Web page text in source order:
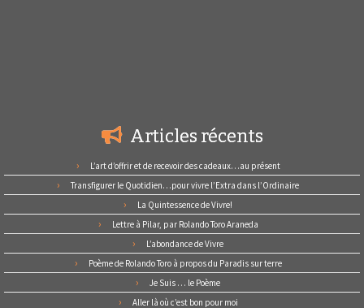
Articles récents
L’art d’offrir et de recevoir des cadeaux…au présent
Transfigurer le Quotidien…pour vivre l’Extra dans l’Ordinaire
La Quintessence de Vivre!
Lettre à Pilar, par Rolando Toro Araneda
L’abondance de Vivre
Poème de Rolando Toro à propos du Paradis sur terre
Je Suis … le Poème
Aller là où c’est bon pour moi